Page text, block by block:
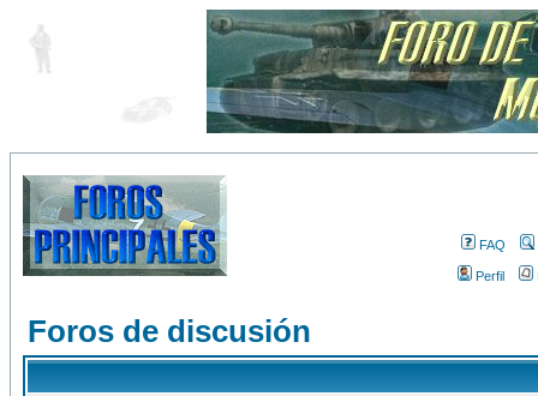
FAQ
Perfil
Foros de discusión